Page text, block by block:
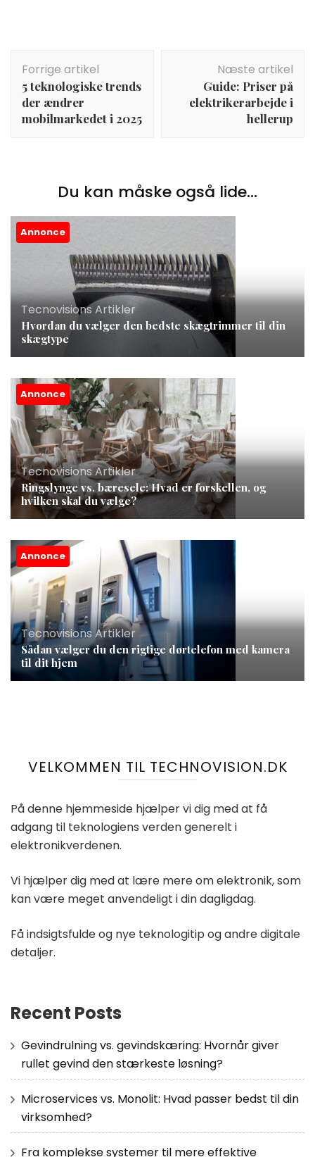
Forrige artikel
5 teknologiske trends
der ændrer
mobilmarkedet i 2025
Næste artikel
Guide: Priser på
elektrikerarbejde i
hellerup
Du kan måske også lide...
Annonce
Tecnovisions Artikler
Hvordan du vælger den bedste skægtrimmer til din
skægtype
Annonce
Tecnovisions Artikler
Ringslynge vs. bæresele: Hvad er forskellen, og
hvilken skal du vælge?
Annonce
Tecnovisions Artikler
Sådan vælger du den rigtige dørtelefon med kamera
til dit hjem
VELKOMMEN TIL TECHNOVISION.DK
På denne hjemmeside hjælper vi dig med at få
adgang til teknologiens verden generelt i
elektronikverdenen.
Vi hjælper dig med at lære mere om elektronik, som
kan være meget anvendeligt i din dagligdag.
Få indsigtsfulde og nye teknologitip og andre digitale
detaljer.
Recent Posts
Gevindrulning vs. gevindskæring: Hvornår giver
rullet gevind den stærkeste løsning?
Microservices vs. Monolit: Hvad passer bedst til din
virksomhed?
Fra komplekse systemer til mere effektive